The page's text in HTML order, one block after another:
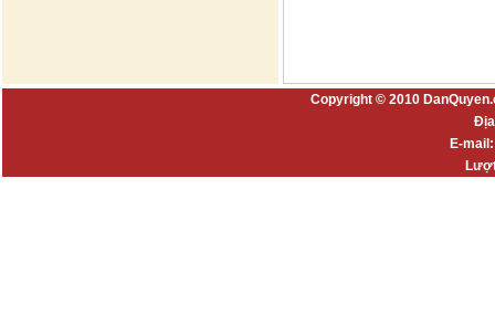
Copyright © 2010
E-